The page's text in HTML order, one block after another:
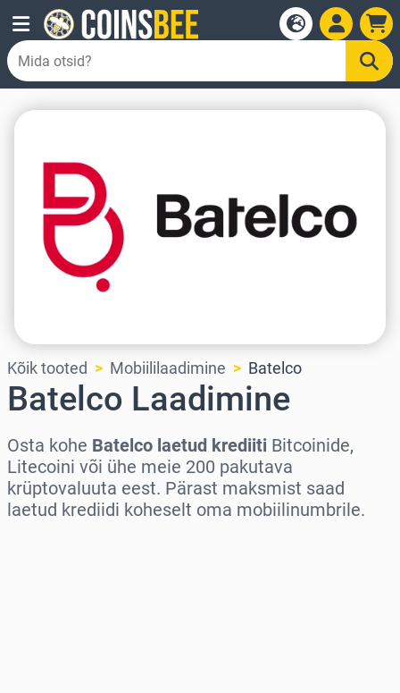
Kõik tooted Mobiililaadimine Batelco
Batelco Laadimine
Osta kohe Batelco laetud krediiti Bitcoinide,
Litecoini või ühe meie 200 pakutava
krüptovaluuta eest. Pärast maksmist saad
laetud krediidi koheselt oma mobiilinumbrile.